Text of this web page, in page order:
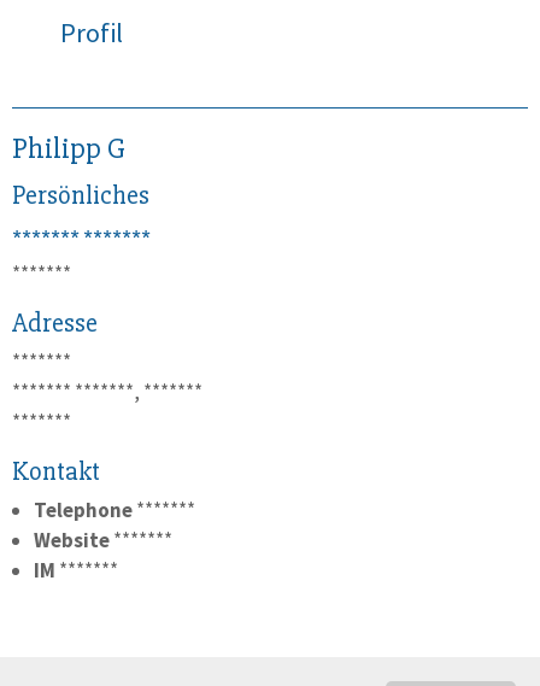
Profil
Philipp G
Persönliches
**************
*******
Adresse
*******
******* *******, *******
*******
Kontakt
Telephone*******
Website*******
IM *******